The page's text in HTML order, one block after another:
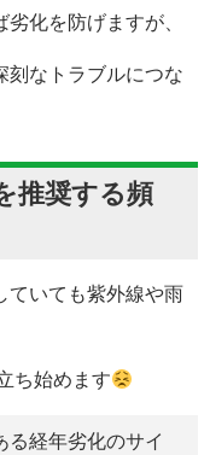
化を防げますが、
刻なトラブルにつな
推奨する頻
ていても紫外線や雨
ち始めます
る経年劣化のサイ